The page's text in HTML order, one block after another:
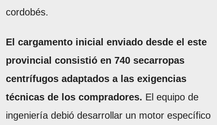
cordobés.
El cargamento inicial enviado desde el este
provincial consistió en 740 secarropas
centrífugos adaptados a las exigencias
técnicas de los compradores. El equipo de
ingeniería debió desarrollar un motor específico